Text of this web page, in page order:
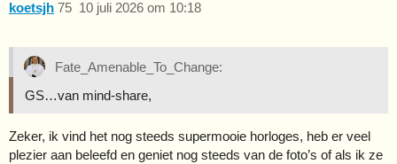
koetsjh 10 juli 2026 om 10:18
75
Fate_Amenable_To_Change:
GS…van mind-share,
Zeker, ik vind het nog steeds supermooie horloges, heb er veel
plezier aan beleefd en geniet nog steeds van de foto’s of als ik ze